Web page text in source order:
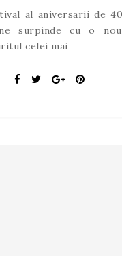
al aniversarii de
surpinde cu o
celei mai